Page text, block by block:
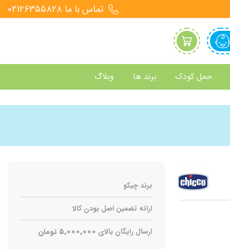
تماس با ما 021۲۶۳۵۵۸۲۸
حمل کودک برند ها وبلاگ
برند چیکو
ارائه تضمین اصل بودن کالا
ارسال رایگان بالای ۵,۰۰۰,۰۰۰ تومان